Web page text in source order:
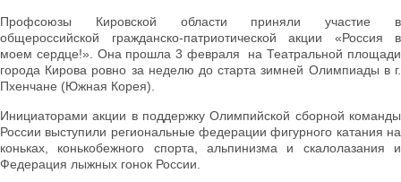
Профсоюзы Кировской области приняли участие в
общероссийской гражданско-патриотической акции «Россия в
моем сердце!». Она прошла 3 февраля на Театральной площади
города Кирова ровно за неделю до старта зимней Олимпиады в г.
Пхенчане (Южная Корея).
Инициаторами акции в поддержку Олимпийской сборной команды
России выступили региональные федерации фигурного катания на
коньках, конькобежного спорта, альпинизма и скалолазания и
Федерация лыжных гонок России.